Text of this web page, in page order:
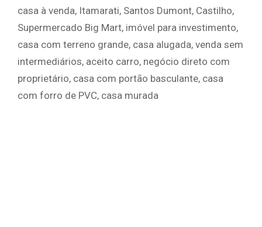
casa à venda, Itamarati, Santos Dumont, Castilho,
Supermercado Big Mart, imóvel para investimento,
casa com terreno grande, casa alugada, venda sem
intermediários, aceito carro, negócio direto com
proprietário, casa com portão basculante, casa
com forro de PVC, casa murada